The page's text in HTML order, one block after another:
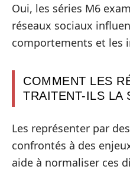
Oui, les séries M6
réseaux sociaux
comportements et les
COMMENT LES
TRAITENT-ILS LA
Les représenter par
confrontés à des
aide à normaliser ces